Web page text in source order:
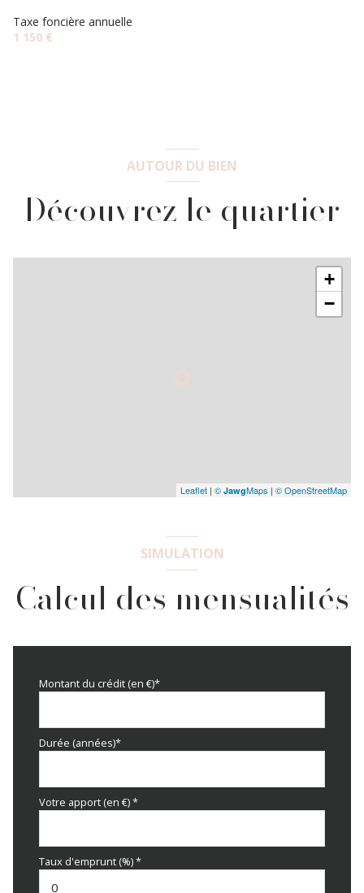
Taxe foncière annuelle
1 150 €
AUTOUR DU BIEN
Découvrez le quartier
+
−
Leaflet | © JawgMaps | © OpenStreetMap
SIMULATION
Calcul des mensualités
Montant du crédit (en €)*
Durée (années)*
Votre apport (en €) *
Taux d'emprunt (%) *